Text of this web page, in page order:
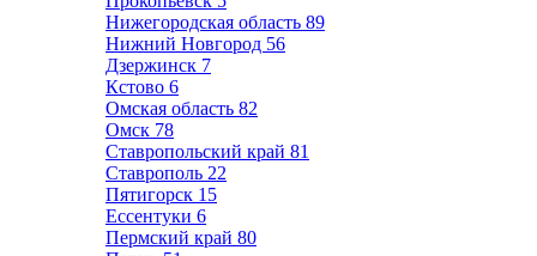
Нижегородская область 89
Нижний Новгород 56
Дзержинск 7
Кстово 6
Омская область 82
Омск 78
Ставропольский край 81
Ставрополь 22
Пятигорск 15
Ессентуки 6
Пермский край 80